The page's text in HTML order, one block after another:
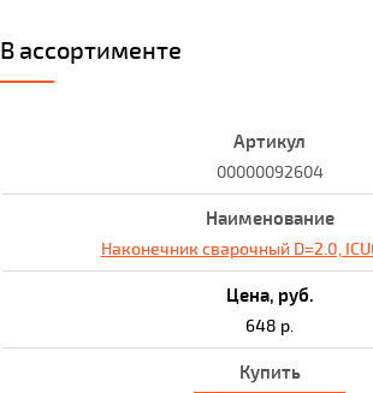
В ассортименте
00000092604
Наконечник сварочный D=2.0,
648 р.